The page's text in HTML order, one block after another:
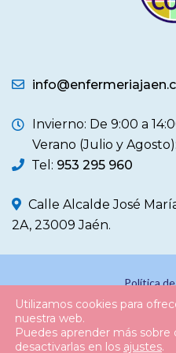
Invierno: De 9:00 a
Verano (Julio y
Tel: 953 295 960
Calle Alcalde José
2A, 23009 Jaén.
Política
Política
Utilizamos cookies para
nuestra web.
Puedes aprender más
desactivarlas en los ajustes.